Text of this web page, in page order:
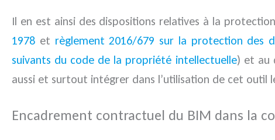
Il en est ainsi des dispositions relatives à la
1978 et règlement 2016/679 sur la protection des
suivants du code de la propriété intellectuelle) et au
aussi et surtout intégrer dans l’utilisation de cet outil
Encadrement contractuel du BIM dans la